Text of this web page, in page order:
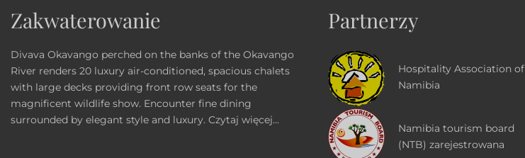
Zakwaterowanie
Divava Okavango perched on the banks of the Okavango
River renders 20 luxury air-conditioned, spacious chalets
with large decks providing front row seats for the
magnificent wildlife show. Encounter fine dining
surrounded by elegant style and luxury. Czytaj więcej...
Partnerzy
Hospitality Association of
Namibia
Namibia tourism board
(NTB) zarejestrowana